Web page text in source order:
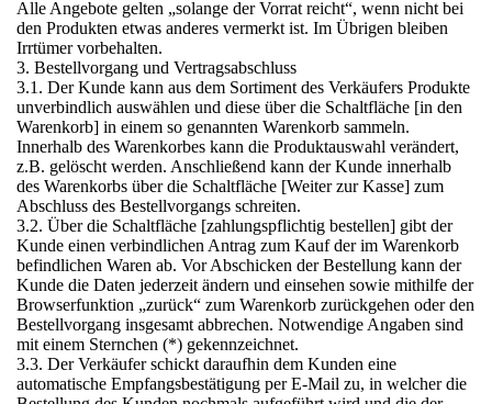
Alle Angebote gelten „solange der Vorrat reicht“, wenn nicht bei
den Produkten etwas anderes vermerkt ist. Im Übrigen bleiben
Irrtümer vorbehalten.
3. Bestellvorgang und Vertragsabschluss
3.1. Der Kunde kann aus dem Sortiment des Verkäufers Produkte
unverbindlich auswählen und diese über die Schaltfläche [in den
Warenkorb] in einem so genannten Warenkorb sammeln.
Innerhalb des Warenkorbes kann die Produktauswahl verändert,
z.B. gelöscht werden. Anschließend kann der Kunde innerhalb
des Warenkorbs über die Schaltfläche [Weiter zur Kasse] zum
Abschluss des Bestellvorgangs schreiten.
3.2. Über die Schaltfläche [zahlungspflichtig bestellen] gibt der
Kunde einen verbindlichen Antrag zum Kauf der im Warenkorb
befindlichen Waren ab. Vor Abschicken der Bestellung kann der
Kunde die Daten jederzeit ändern und einsehen sowie mithilfe der
Browserfunktion „zurück“ zum Warenkorb zurückgehen oder den
Bestellvorgang insgesamt abbrechen. Notwendige Angaben sind
mit einem Sternchen (*) gekennzeichnet.
3.3. Der Verkäufer schickt daraufhin dem Kunden eine
automatische Empfangsbestätigung per E-Mail zu, in welcher die